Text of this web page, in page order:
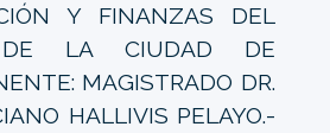
Y FINANZAS DEL
DE LA CIUDAD DE
MAGISTRADO DR.
HALLIVIS PELAYO.-